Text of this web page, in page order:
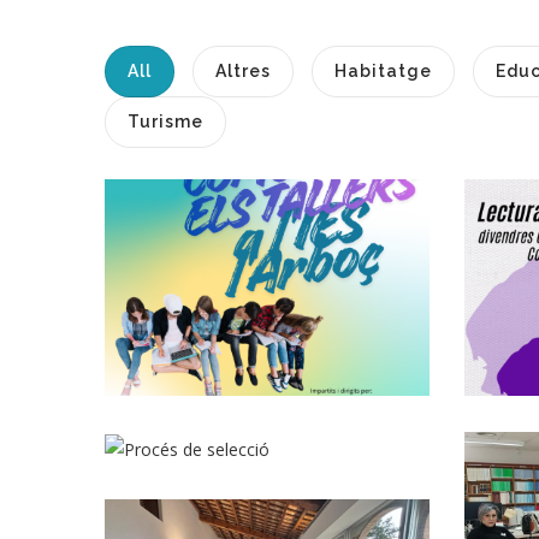
All Altres Habitatge
Turisme
Tallers De
Sensibilització Per
A Joves A L'IES De
L'Arboç.
Joventut
Convocatòria,
Mitjançant
1 Plaça De
Subgrup A1